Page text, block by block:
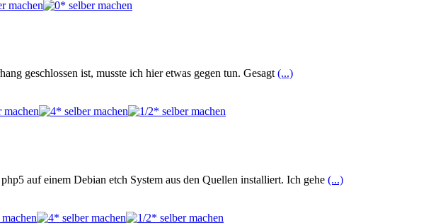
geschlossen ist, musste ich hier etwas gegen tun. Gesagt (...)
auf einem Debian etch System aus den Quellen installiert. Ich gehe (...)